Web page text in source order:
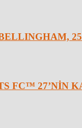
FC™ 27’NİN